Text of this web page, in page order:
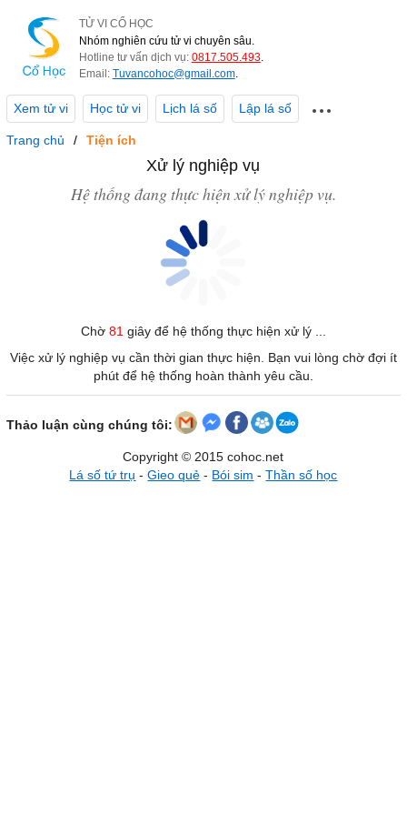
TỬ VI CỔ HỌC
Nhóm nghiên cứu tử vi chuyên sâu.
Hotline tư vấn dịch vụ: 0817.505.493.
Email: Tuvancohoc@gmail.com.
Xem tử vi Học tử vi Lịch lá số Lập lá số
Trang chủ Tiện ích
Xử lý nghiệp vụ
Hệ thống đang thực hiện xử lý nghiệp vụ.
Chờ 81 giây để hệ thống thực hiện xử lý ...
Việc xử lý nghiệp vụ cần thời gian thực hiện. Bạn vui lòng chờ đợi ít
phút để hệ thống hoàn thành yêu cầu.
Thảo luận cùng chúng tôi:
Copyright © 2015 cohoc.net
Lá số tứ trụ -Gieo quẻ - Bói sim -Thần số học